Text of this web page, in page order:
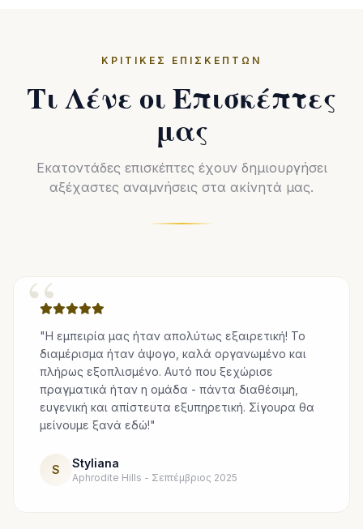
ΚΡΙΤΙΚΈΣ ΕΠΙΣΚΕΠΤΏΝ
Τι Λένε οι Επισκέπτες
μας
Εκατοντάδες επισκέπτες έχουν δημιουργήσει
αξέχαστες αναμνήσεις στα ακίνητά μας.
“"Η εμπειρία μας ήταν απολύτως εξαιρετική! Το
διαμέρισμα ήταν άψογο, καλά οργανωμένο και
πλήρως εξοπλισμένο. Αυτό που ξεχώρισε
πραγματικά ήταν η ομάδα - πάντα διαθέσιμη,
ευγενική και απίστευτα εξυπηρετική. Σίγουρα θα
μείνουμε ξανά εδώ!"
S Styliana
Aphrodite Hills - Σεπτέμβριος 2025